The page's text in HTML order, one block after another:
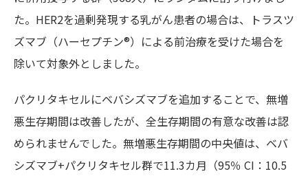
た。HER2を過剰発現する乳がん患者の場合は、トラスツ
ズマブ（ハーセプチン®）による前治療を受けた場合を
除いて対象外としました。
パクリタキセルにベバシズマブを追加することで、無増
悪生存期間は改善したが、全生存期間の有意な改善は認
められませんでした。無増悪生存期間の中央値は、ベバ
シズマブ+パクリタキセル群で11.3カ月（95％ CI：10.5